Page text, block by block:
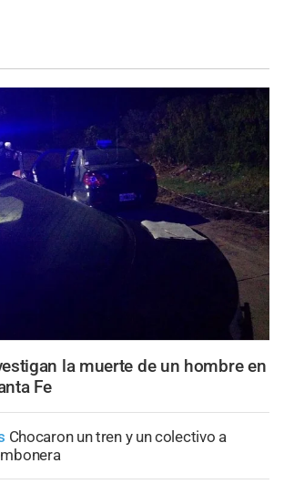
la muerte de un hombre en
Fe
Chocaron un tren y un colectivo a